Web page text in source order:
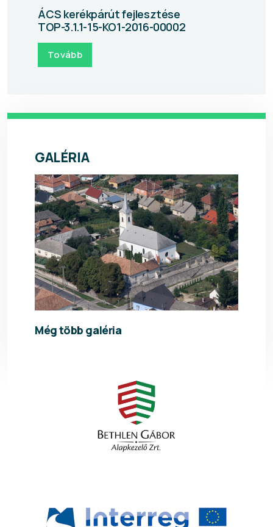
ÁCS kerékpárút fejlesztése
TOP-3.1.1-15-KO1-2016-00002
Tovább
GALÉRIA
Még több galéria